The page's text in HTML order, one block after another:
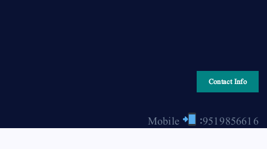
Contact Info
Mobile
:9519856616